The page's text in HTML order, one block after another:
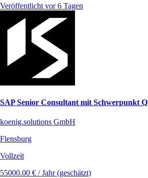
Veröffentlicht vor 6 Tagen
SAP Senior Consultant mit Schwerpunkt
koenig.solutions GmbH
Flensburg
Vollzeit
55000.00 € / Jahr (geschätzt)